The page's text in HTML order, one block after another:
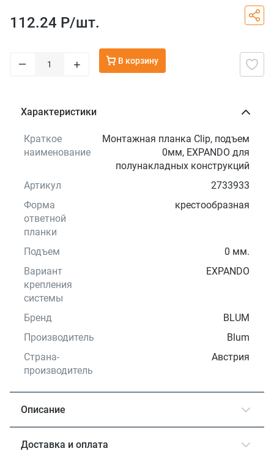
112.24 Р/шт.
– + В корзину
Характеристики
Краткое
наименование
Монтажная планка Clip, подъем
0мм, EXPANDO для
полунакладных конструкций
Артикул
2733933
Форма
ответной
планки
крестообразная
Подъем
0 мм.
Вариант
крепления
системы
EXPANDO
Бренд
BLUM
Производитель
Blum
Страна-
производитель
Австрия
Описание
Доставка и оплата